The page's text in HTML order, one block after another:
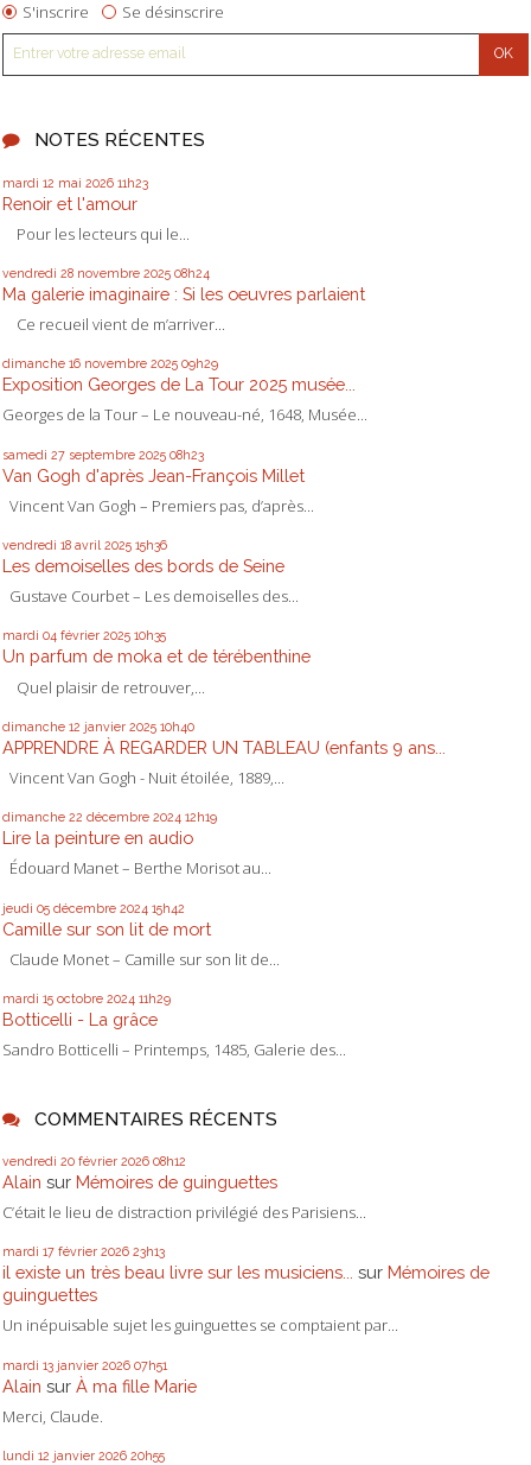
S'inscrire Se désinscrire
NOTES RÉCENTES
mardi 12 mai 2026 11h23
Renoir et l'amour
Pour les lecteurs qui le...
vendredi 28 novembre 2025 08h24
Ma galerie imaginaire : Si les oeuvres parlaient
Ce recueil vient de m’arriver...
dimanche 16 novembre 2025 09h29
Exposition Georges de La Tour 2025 musée...
Georges de la Tour – Le nouveau-né, 1648, Musée...
samedi 27 septembre 2025 08h23
Van Gogh d'après Jean-François Millet
Vincent Van Gogh – Premiers pas, d’après...
vendredi 18 avril 2025 15h36
Les demoiselles des bords de Seine
Gustave Courbet – Les demoiselles des...
mardi 04 février 2025 10h35
Un parfum de moka et de térébenthine
Quel plaisir de retrouver,...
dimanche 12 janvier 2025 10h40
APPRENDRE À REGARDER UN TABLEAU (enfants 9 ans...
Vincent Van Gogh - Nuit étoilée, 1889,...
dimanche 22 décembre 2024 12h19
Lire la peinture en audio
Édouard Manet – Berthe Morisot au...
jeudi 05 décembre 2024 15h42
Camille sur son lit de mort
Claude Monet – Camille sur son lit de...
mardi 15 octobre 2024 11h29
Botticelli - La grâce
Sandro Botticelli – Printemps, 1485, Galerie des...
COMMENTAIRES RÉCENTS
vendredi 20 février 2026 08h12
Alain sur Mémoires de guinguettes
C’était le lieu de distraction privilégié des Parisiens...
mardi 17 février 2026 23h13
il existe un très beau livre sur les musiciens... sur Mémoires de
guinguettes
Un inépuisable sujet les guinguettes se comptaient par...
mardi 13 janvier 2026 07h51
Alain sur À ma fille Marie
Merci, Claude.
lundi 12 janvier 2026 20h55